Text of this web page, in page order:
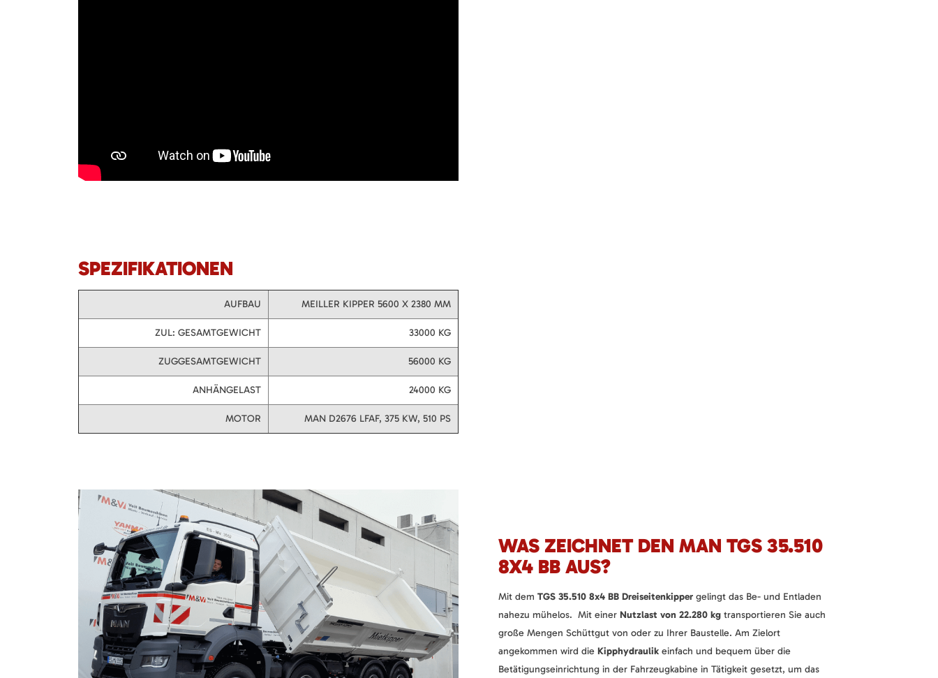
SPEZIFIKATIONEN
AUFBAU MEILLER KIPPER 5600 X 2380 MM
ZUL: GESAMTGEWICHT 33000 KG
ZUGGESAMTGEWICHT 56000 KG
ANHÄNGELAST 24000 KG
MOTOR MAN D2676 LFAF, 375 KW, 510 PS
WAS ZEICHNET DEN MAN TGS 35.510
8X4 BB AUS?
Mit dem TGS 35.510 8x4 BB Dreiseitenkipper gelingt das Be- und Entladen
nahezu mühelos. Mit einer Nutzlast von 22.280 kg transportieren Sie auch
große Mengen Schüttgut von oder zu Ihrer Baustelle. Am Zielort
angekommen wird die Kipphydraulik einfach und bequem über die
Betätigungseinrichtung in der Fahrzeugkabine in Tätigkeit gesetzt, um das